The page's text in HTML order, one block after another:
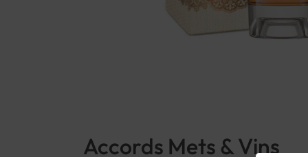
Accords Mets & Vins